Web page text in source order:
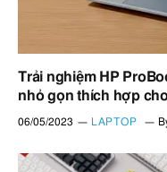
Trải nghiệm HP
nhỏ gọn thích hợp
06/05/2023 LAPTOP